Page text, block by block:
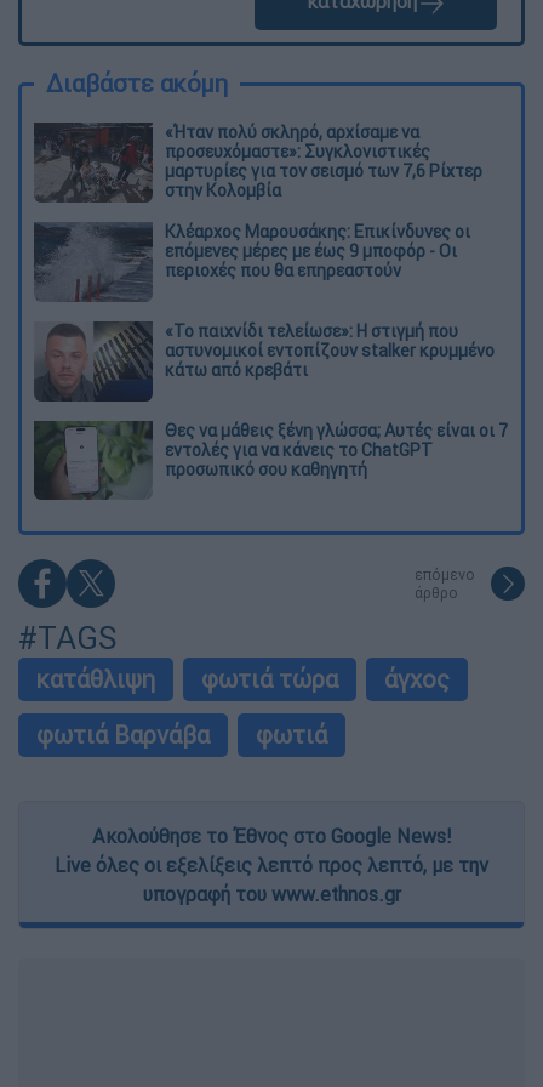
Διαβάστε ακόμη
«Ήταν πολύ σκληρό, αρχίσαμε να
προσευχόμαστε»: Συγκλονιστικές
μαρτυρίες για τον σεισμό των 7,6 Ρίχτερ
στην Κολομβία
Κλέαρχος Μαρουσάκης: Επικίνδυνες οι
επόμενες μέρες με έως 9 μποφόρ - Οι
περιοχές που θα επηρεαστούν
«Το παιχνίδι τελείωσε»: Η στιγμή που
αστυνομικοί εντοπίζουν stalker κρυμμένο
κάτω από κρεβάτι
Θες να μάθεις ξένη γλώσσα; Αυτές είναι οι 7
εντολές για να κάνεις το ChatGPT
προσωπικό σου καθηγητή
επόμενο
άρθρο
#TAGS
κατάθλιψη φωτιά τώρα
άγχος
φωτιά Βαρνάβα
φωτιά
Ακολούθησε το Έθνος στο Google News!
Live όλες οι εξελίξεις λεπτό προς λεπτό, με την
υπογραφή του www.ethnos.gr